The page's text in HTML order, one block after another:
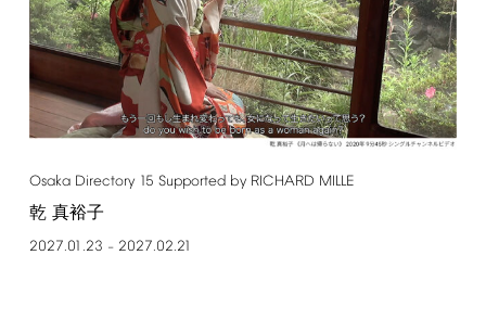
Osaka Directory 15 Supported by RICHARD MILLE
乾 真裕子
2027.01.23 – 2027.02.21